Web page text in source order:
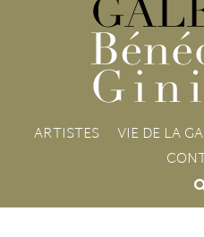
ARTISTES VIE DE LA